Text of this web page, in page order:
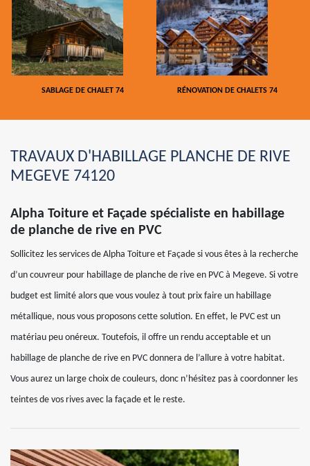
SABLAGE DE CHALET 74 RÉNOVATION DE CHALETS 74
TRAVAUX D'HABILLAGE PLANCHE DE RIVE
MEGEVE 74120
Alpha Toiture et Façade spécialiste en habillage
de planche de rive en PVC
Sollicitez les services de Alpha Toiture et Façade si vous êtes à la recherche
d’un couvreur pour habillage de planche de rive en PVC à Megeve. Si votre
budget est limité alors que vous voulez à tout prix faire un habillage
métallique, nous vous proposons cette solution. En effet, le PVC est un
matériau peu onéreux. Toutefois, il offre un rendu acceptable et un
habillage de planche de rive en PVC donnera de l’allure à votre habitat.
Vous aurez un large choix de couleurs, donc n’hésitez pas à coordonner les
teintes de vos rives avec la façade et le reste.